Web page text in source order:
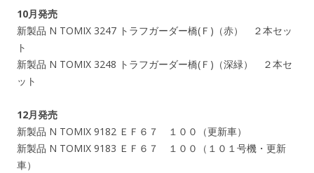
10月発売
新製品 N TOMIX 3247 トラフガーダー橋(Ｆ)（赤） ２本セッ
ト
新製品 N TOMIX 3248 トラフガーダー橋(Ｆ)（深緑） ２本セ
ット
12月発売
新製品 N TOMIX 9182 ＥＦ６７ １００（更新車）
新製品 N TOMIX 9183 ＥＦ６７ １００（１０１号機・更新
車）